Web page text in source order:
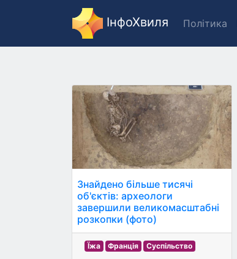
ІнфоХвиля Політика
Знайдено більше тисячі
об'єктів: археологи
завершили великомасштабні
розкопки (фото)
Їжа Франція Суспільство